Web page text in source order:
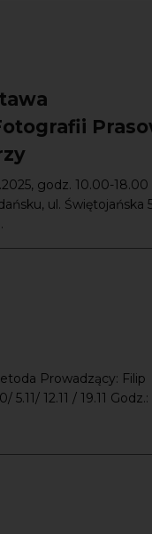
godz. 10.00-18.00
ul. Świętojańska
Prowadzący: Filip
12.11 / 19.11 Godz.: